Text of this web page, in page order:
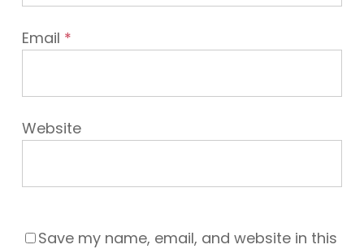
Email *
Website
Save my name, email, and website in this